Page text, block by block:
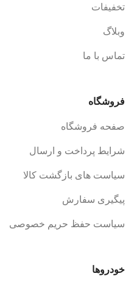
تخفیفات
وبلاگ
تماس با ما
فروشگاه
صفحه فروشگاه
شرایط پرداخت و ارسال
سیاست های بازگشت کالا
پیگیری سفارش
سیاست حفظ حریم خصوصی
خودروها